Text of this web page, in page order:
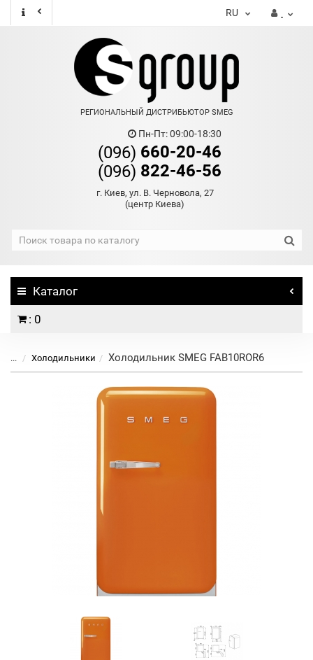
RU
РЕГИОНАЛЬНЫЙ ДИСТРИБЬЮТОР SMEG
Пн-Пт: 09:00-18:30
(096) 660-20-46
(096) 822-46-56
г. Киев, ул. В. Черновола, 27
(центр Киева)
Каталог
: 0
... Холодильники Холодильник SMEG FAB10ROR6